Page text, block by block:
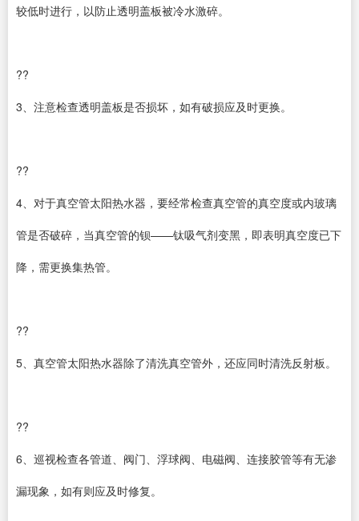
较低时进行，以防止透明盖板被冷水激碎。
??
3、注意检查透明盖板是否损坏，如有破损应及时更换。
??
4、对于真空管太阳热水器，要经常检查真空管的真空度或内玻璃
管是否破碎，当真空管的钡——钛吸气剂变黑，即表明真空度已下
降，需更换集热管。
??
5、真空管太阳热水器除了清洗真空管外，还应同时清洗反射板。
??
6、巡视检查各管道、阀门、浮球阀、电磁阀、连接胶管等有无渗
漏现象，如有则应及时修复。